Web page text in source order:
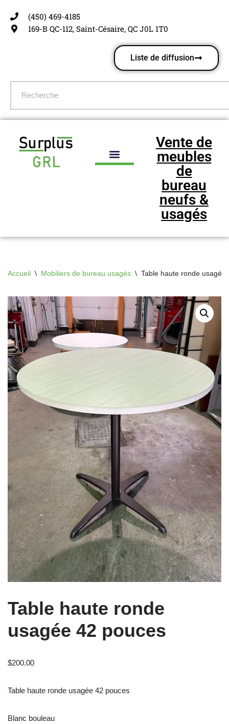
Aller
(450) 469-4185
169-B QC-112, Saint-Césaire, QC J0L 1T0
Liste de diffusion
Vente de
meubles
de
bureau
neufs &
usagés
Accueil \ Mobiliers de bureau usagés \ Table haute ronde usagée
Table haute ronde
usagée 42 pouces
$200.00
Table haute ronde usagée 42 pouces
Blanc bouleau